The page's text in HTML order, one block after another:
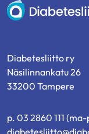
Diabetesliitto
Diabetesliitto ry
Näsilinnankatu 26
33200 Tampere
p. 03 2860 111